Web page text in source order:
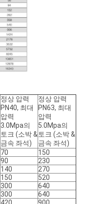
정상 압력
PN40, 최대
압력
3.0Mpa의
토크 (소박 &
금속 좌석)
정상 압력
PN63, 최대
압력
5.0Mpa의
토크 (소박 &
금속 좌석)
70
150
90
230
140
270
150
520
300
640
300
640